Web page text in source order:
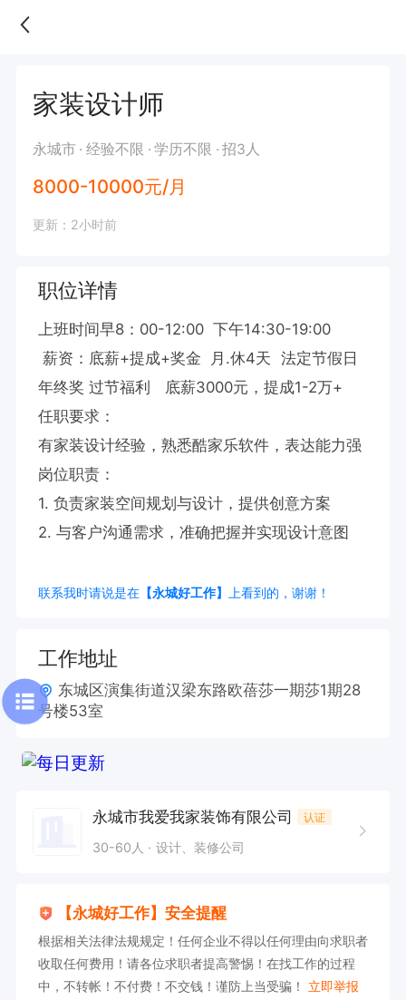
家装设计师
永城市 经验不限 学历不限 招3人
8000-10000元/月
更新：2小时前
职位详情
上班时间早8：00-12:00  下午14:30-19:00
薪资：底薪+提成+奖金  月.休4天  法定节假日
年终奖 过节福利   底薪3000元，提成1-2万+
任职要求：
有家装设计经验，熟悉酷家乐软件，表达能力强
岗位职责：
1. 负责家装空间规划与设计，提供创意方案
2. 与客户沟通需求，准确把握并实现设计意图
联系我时请说是在【永城好工作】 上看到的，谢谢！
工作地址
东城区演集街道汉梁东路欧蓓莎一期莎1期28
号楼53室
永城市我爱我家装饰有限公司 认证
30-60人 设计、装修公司
【永城好工作】安全提醒
根据相关法律法规规定！任何企业不得以任何理由向求职者
收取任何费用！请各位求职者提高警惕！在找工作的过程
中，不转帐！不付费！不交钱！谨防上当受骗！ 立即举报